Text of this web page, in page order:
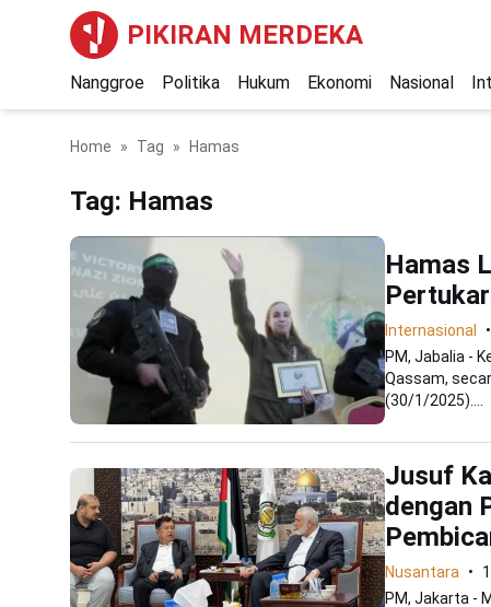
PIKIRAN MERDEKA
Nanggroe Politika Hukum Ekonomi Nasional
Home Tag Hamas
Tag: Hamas
Hamas
Internasional
PM, Jabalia -
Qassam,
(30/1/2025)....
Jusuf
dengan
Nusantara
PM, Jakarta -